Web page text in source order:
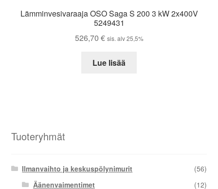
Lämminvesivaraaja OSO Saga S 200 3 kW 2x400V
5249431
526,70 € sis. alv 25,5%
Lue lisää
Tuoteryhmät
Ilmanvaihto ja keskuspölynimurit
(56)
Äänenvaimentimet
(12)